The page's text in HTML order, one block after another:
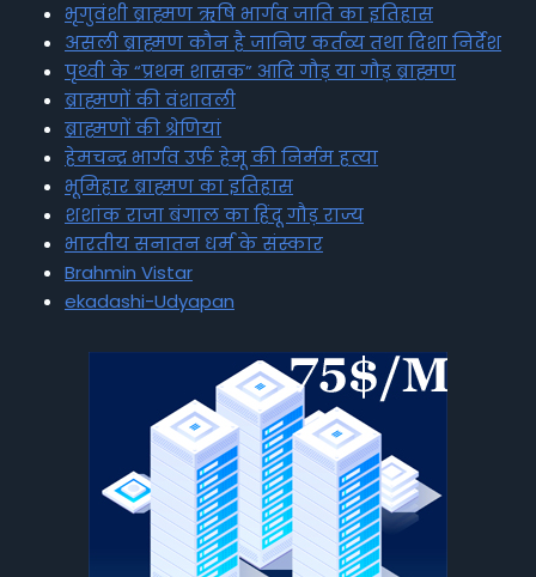
भृगुवंशी ब्राह्मण ऋषि भार्गव जाति का इतिहास
असली ब्राह्मण कौन है जानिए कर्तव्य तथा दिशा निर्देश
पृथ्वी के “प्रथम शासक” आदि गौड़ या गौड़ ब्राह्मण
ब्राह्मणों की वंशावली
ब्राह्मणों की श्रेणियां
हेमचन्द्र भार्गव उर्फ हेमू की निर्मम हत्या
भूमिहार ब्राह्मण का इतिहास
शशांक राजा बंगाल का हिंदू गौड़ राज्य
भारतीय सनातन धर्म के संस्कार
Brahmin Vistar
ekadashi-Udyapan